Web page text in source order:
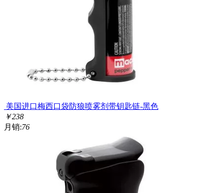
​ 美国进口梅西口袋防狼喷雾剂带钥匙链-黑色
￥238
月销:76